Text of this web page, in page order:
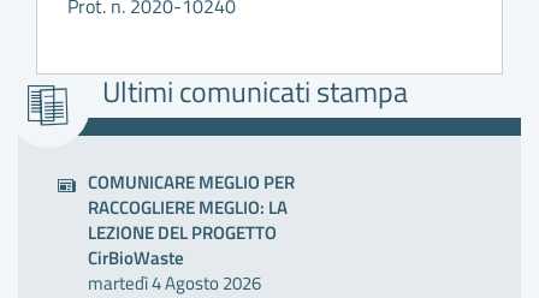
Prot. n. 2020-10240
Ultimi comunicati stampa
COMUNICARE MEGLIO PER
RACCOGLIERE MEGLIO: LA
LEZIONE DEL PROGETTO
CirBioWaste
martedì 4 Agosto 2026